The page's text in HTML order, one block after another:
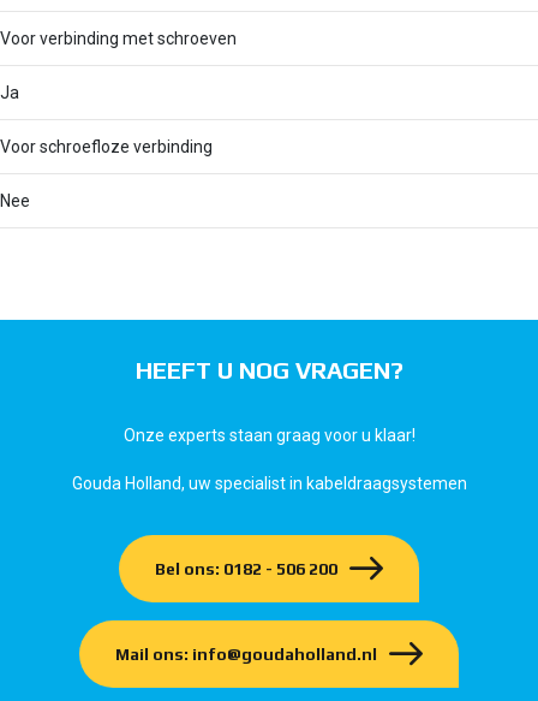
Voor verbinding met schroeven
Ja
Voor schroefloze verbinding
Nee
HEEFT U NOG VRAGEN?
Onze experts staan graag voor u klaar!
Gouda Holland, uw specialist in kabeldraagsystemen
Bel ons: 0182 - 506 200
Mail ons: info@goudaholland.nl